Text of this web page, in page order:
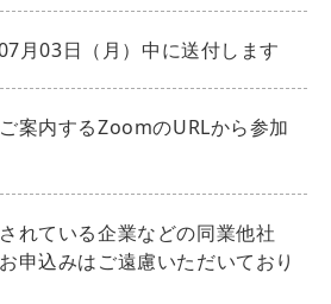
月03日（月）中に送付します
案内するZoomのURLから参加
れている企業などの同業他社
申込みはご遠慮いただいており